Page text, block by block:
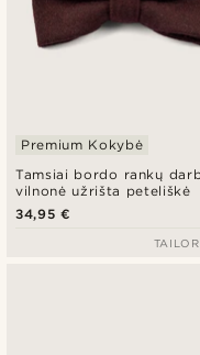
Tamsiai bordo rankų
vilnonė užrišta peteliškė
Premium Kokybė
34,95 €